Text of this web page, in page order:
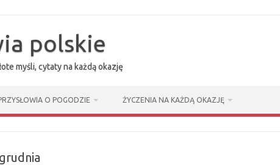
polskie
myśli, cytaty na każdą okazję
O POGODZIE ŻYCZENIA NA KAŻDĄ OKAZJĘ